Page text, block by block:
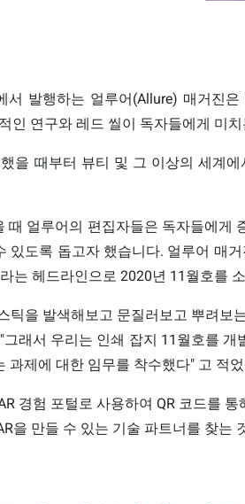
서 발행하는 얼루어(Allure) 매거진
인 연구와 레드 씰이 독자들에게 미
을 때부터 뷰티 및 그 이상의 세계
때 얼루어의 편집자들은 독자들에게
있도록 돕고자 했습니다. 얼루어 매
는 헤드라인으로 2020년 11월호를
틱을 발색해보고 문질러보고 뿌려보
래서 우리는 인쇄 잡지 11월호를
과제에 대한 임무를 착수했다" 고 적
경험 포털로 사용하여 QR 코드를
을 만들 수 있는 기술 파트너를 찾는